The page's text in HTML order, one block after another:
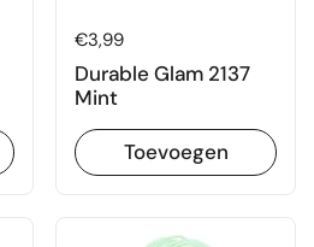
Prijs:
€3,99
Durable Glam 2137
Mint
Toevoegen